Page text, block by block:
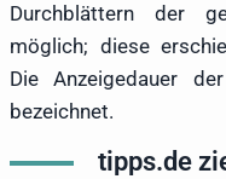
Durchblättern der
möglich; diese
Die Anzeigedauer
bezeichnet.
tipps.de